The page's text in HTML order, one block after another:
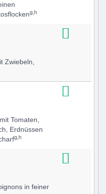
g,h
Zwiebeln,
Tomaten,
Erdnüssen
g,h
in feiner